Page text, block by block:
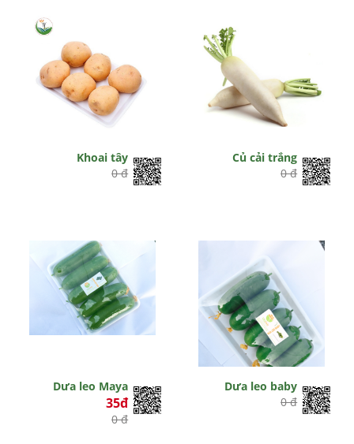
Khoai tây
0 đ
Củ cải trắng
0 đ
Dưa leo Maya
35đ
0 đ
Dưa leo baby
0 đ